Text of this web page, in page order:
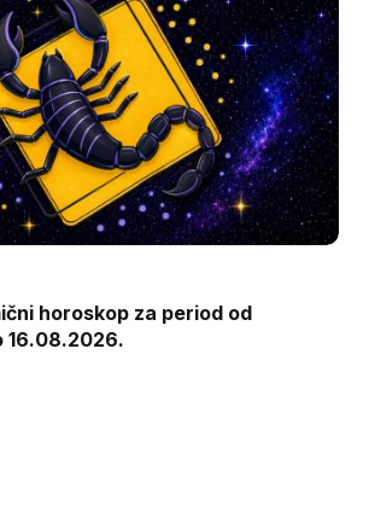
horoskop za period od
16.08.2026.